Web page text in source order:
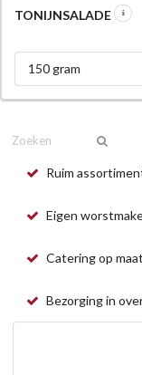
TONIJNSALADE
150 gram
Ruim
Eigen
Catering op maat
Bezorging in